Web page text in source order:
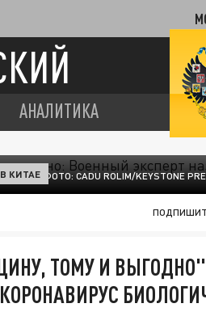
АНАЛИТИКА
ФОТО: CADU ROLIM/KEYSTONE
КИТАЕ
ТОМУ И